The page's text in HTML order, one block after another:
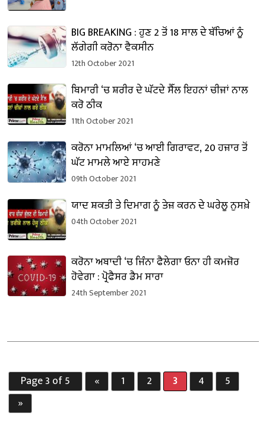
BIG BREAKING : ਹੁਣ 2 ਤੋਂ 18 ਸਾਲ ਦੇ ਬੱਚਿਆਂ ਨੂੰ
ਲੱਗੇਗੀ ਕਰੋਨਾ ਵੈਕਸੀਨ
12th October 2021
ਬਿਮਾਰੀ ‘ਚ ਸ਼ਰੀਰ ਦੇ ਘੱਟਦੇ ਸੈੱਲ ਇਹਨਾਂ ਚੀਜ਼ਾਂ ਨਾਲ
ਕਰੋ ਠੀਕ
11th October 2021
ਕਰੋਨਾ ਮਾਮਲਿਆਂ ‘ਚ ਆਈ ਗਿਰਾਵਟ, 20 ਹਜ਼ਾਰ ਤੋਂ
ਘੱਟ ਮਾਮਲੇ ਆਏ ਸਾਹਮਣੇ
09th October 2021
ਯਾਦ ਸ਼ਕਤੀ ਤੇ ਦਿਮਾਗ ਨੂੰ ਤੇਜ਼ ਕਰਨ ਦੇ ਘਰੇਲੂ ਨੁਸਖ਼ੇ
04th October 2021
ਕਰੋਨਾ ਅਬਾਦੀ ‘ਚ ਜਿੰਨਾ ਫੈਲੇਗਾ ਓਨਾ ਹੀ ਕਮਜ਼ੋਰ
ਹੋਵੇਗਾ : ਪ੍ਰੋਫੈਸਰ ਡੈਮ ਸਾਰਾ
24th September 2021
Page 3 of 5 « 1 2 3 4
5
»